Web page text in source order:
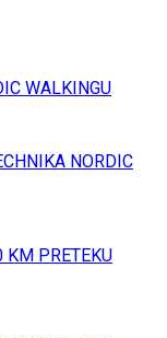
WALKINGU
NORDIC
KM PRETEKU